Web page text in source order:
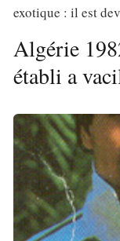
exotique : il est
Algérie
établi a